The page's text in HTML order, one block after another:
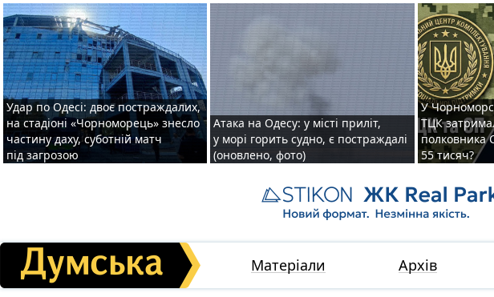
Удар по Одесі: двоє постраждалих,
на стадіоні «Чорноморець» знесло
частину даху, суботній матч
під загрозою
Атака на Одесу: у місті приліт,
у морі горить судно, є постраждалі
(оновлено, фото)
У
ТЦК
полковника
55 тисяч?
Матеріали Архів